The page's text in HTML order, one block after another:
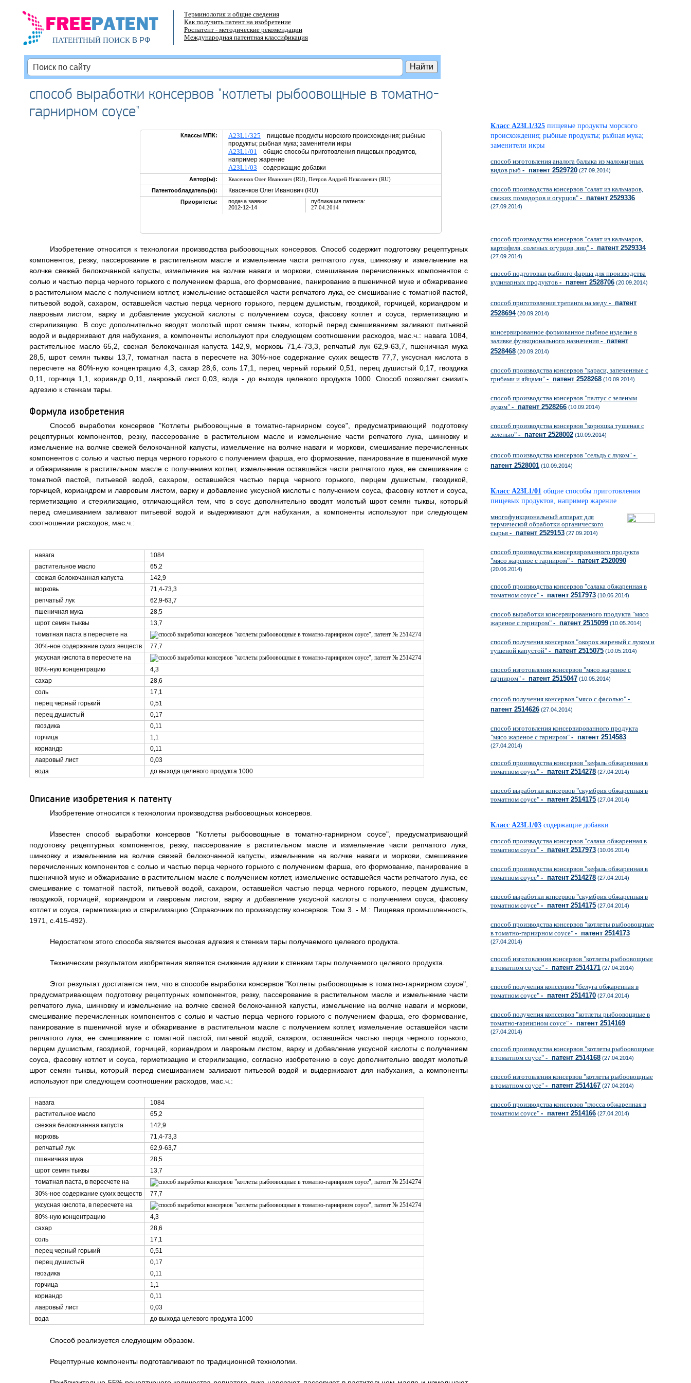
ПАТЕНТНЫЙ ПОИСКВ РФ
Терминология и общие сведения
Как получить патент на изобретение
Роспатент - методические рекомендации
Международная патентная классификация
способ выработки консервов "котлеты рыбоовощные в томатно-
гарнирном соусе"
Классы МПК: A23L1/325 пищевые продукты морского происхождения; рыбные
продукты; рыбная мука; заменители икры
A23L1/01 общие способы приготовления пищевых продуктов,
например жарение
A23L1/03 содержащие добавки
Автор(ы): Квасенков Олег Иванович (RU), Петров Андрей Николаевич (RU)
Патентообладатель(и):
Квасенков Олег Иванович (RU)
Приоритеты:
подача заявки:
2012-12-14
публикация патента:
27.04.2014
Изобретение относится к технологии производства рыбоовощных консервов. Способ содержит подготовку рецептурных
компонентов, резку, пассерование в растительном масле и измельчение части репчатого лука, шинковку и измельчение на
волчке свежей белокочанной капусты, измельчение на волчке наваги и моркови, смешивание перечисленных компонентов с
солью и частью перца черного горького с получением фарша, его формование, панирование в пшеничной муке и обжаривание
в растительном масле с получением котлет, измельчение оставшейся части репчатого лука, ее смешивание с томатной пастой,
питьевой водой, сахаром, оставшейся частью перца черного горького, перцем душистым, гвоздикой, горчицей, кориандром и
лавровым листом, варку и добавление уксусной кислоты с получением соуса, фасовку котлет и соуса, герметизацию и
стерилизацию. В соус дополнительно вводят молотый шрот семян тыквы, который перед смешиванием заливают питьевой
водой и выдерживают для набухания, а компоненты используют при следующем соотношении расходов, мас.ч.: навага 1084,
растительное масло 65,2, свежая белокочанная капуста 142,9, морковь 71,4-73,3, репчатый лук 62,9-63,7, пшеничная мука
28,5, шрот семян тыквы 13,7, томатная паста в пересчете на 30%-ное содержание сухих веществ 77,7, уксусная кислота в
пересчете на 80%-ную концентрацию 4,3, сахар 28,6, соль 17,1, перец черный горький 0,51, перец душистый 0,17, гвоздика
0,11, горчица 1,1, кориандр 0,11, лавровый лист 0,03, вода - до выхода целевого продукта 1000. Способ позволяет снизить
адгезию к стенкам тары.
Формула изобретения
Способ выработки консервов "Котлеты рыбоовощные в томатно-гарнирном соусе", предусматривающий подготовку
рецептурных компонентов, резку, пассерование в растительном масле и измельчение части репчатого лука, шинковку и
измельчение на волчке свежей белокочанной капусты, измельчение на волчке наваги и моркови, смешивание перечисленных
компонентов с солью и частью перца черного горького с получением фарша, его формование, панирование в пшеничной муке
и обжаривание в растительном масле с получением котлет, измельчение оставшейся части репчатого лука, ее смешивание с
томатной пастой, питьевой водой, сахаром, оставшейся частью перца черного горького, перцем душистым, гвоздикой,
горчицей, кориандром и лавровым листом, варку и добавление уксусной кислоты с получением соуса, фасовку котлет и соуса,
герметизацию и стерилизацию, отличающийся тем, что в соус дополнительно вводят молотый шрот семян тыквы, который
перед смешиванием заливают питьевой водой и выдерживают для набухания, а компоненты используют при следующем
соотношении расходов, мас.ч.:
навага
1084
растительное масло
65,2
свежая белокочанная капуста
142,9
морковь
71,4-73,3
репчатый лук
62,9-63,7
пшеничная мука
28,5
шрот семян тыквы
13,7
томатная паста в пересчете на
30%-ное содержание сухих веществ
77,7
уксусная кислота в пересчете на
80%-ную концентрацию
4,3
сахар
28,6
соль
17,1
перец черный горький
0,51
перец душистый
0,17
гвоздика
0,11
горчица
1,1
кориандр
0,11
лавровый лист
0,03
вода
до выхода целевого продукта 1000
Описание изобретения к патенту
Изобретение относится к технологии производства рыбоовощных консервов.
Известен способ выработки консервов "Котлеты рыбоовощные в томатно-гарнирном соусе", предусматривающий
подготовку рецептурных компонентов, резку, пассерование в растительном масле и измельчение части репчатого лука,
шинковку и измельчение на волчке свежей белокочанной капусты, измельчение на волчке наваги и моркови, смешивание
перечисленных компонентов с солью и частью перца черного горького с получением фарша, его формование, панирование в
пшеничной муке и обжаривание в растительном масле с получением котлет, измельчение оставшейся части репчатого лука, ее
смешивание с томатной пастой, питьевой водой, сахаром, оставшейся частью перца черного горького, перцем душистым,
гвоздикой, горчицей, кориандром и лавровым листом, варку и добавление уксусной кислоты с получением соуса, фасовку
котлет и соуса, герметизацию и стерилизацию (Справочник по производству консервов. Том 3. - М.: Пищевая промышленность,
1971, с.415-492).
Недостатком этого способа является высокая адгезия к стенкам тары получаемого целевого продукта.
Техническим результатом изобретения является снижение адгезии к стенкам тары получаемого целевого продукта.
Этот результат достигается тем, что в способе выработки консервов "Котлеты рыбоовощные в томатно-гарнирном соусе",
предусматривающем подготовку рецептурных компонентов, резку, пассерование в растительном масле и измельчение части
репчатого лука, шинковку и измельчение на волчке свежей белокочанной капусты, измельчение на волчке наваги и моркови,
смешивание перечисленных компонентов с солью и частью перца черного горького с получением фарша, его формование,
панирование в пшеничной муке и обжаривание в растительном масле с получением котлет, измельчение оставшейся части
репчатого лука, ее смешивание с томатной пастой, питьевой водой, сахаром, оставшейся частью перца черного горького,
перцем душистым, гвоздикой, горчицей, кориандром и лавровым листом, варку и добавление уксусной кислоты с получением
соуса, фасовку котлет и соуса, герметизацию и стерилизацию, согласно изобретению в соус дополнительно вводят молотый
шрот семян тыквы, который перед смешиванием заливают питьевой водой и выдерживают для набухания, а компоненты
используют при следующем соотношении расходов, мас.ч.:
навага
1084
растительное масло
65,2
свежая белокочанная капуста
142,9
морковь
71,4-73,3
репчатый лук
62,9-63,7
пшеничная мука
28,5
шрот семян тыквы
13,7
томатная паста, в пересчете на
30%-ное содержание сухих веществ
77,7
уксусная кислота, в пересчете на
80%-ную концентрацию
4,3
сахар
28,6
соль
17,1
перец черный горький
0,51
перец душистый
0,17
гвоздика
0,11
горчица
1,1
кориандр
0,11
лавровый лист
0,03
вода
до выхода целевого продукта 1000
Способ реализуется следующим образом.
Рецептурные компоненты подготавливают по традиционной технологии.
Класс A23L1/325 пищевые продукты морского
происхождения; рыбные продукты; рыбная мука;
заменители икры
способ изготовления аналога балыка из маложирных
видов рыб - патент 2529720 (27.09.2014)
способ производства консервов "салат из кальмаров,
свежих помидоров и огурцов" - патент 2529336
(27.09.2014)
способ производства консервов "салат из кальмаров,
картофеля, соленых огурцов, яиц" - патент 2529334
(27.09.2014)
способ подготовки рыбного фарша для производства
кулинарных продуктов - патент 2528706 (20.09.2014)
способ приготовления трепанга на меду - патент
2528694(20.09.2014)
консервированное формованное рыбное изделие в
заливке функционального назначения - патент
2528468 (20.09.2014)
способ производства консервов "караси, запеченные с
грибами и яйцами" - патент 2528268 (10.09.2014)
способ производства консервов "палтус с зеленым
луком" - патент 2528266 (10.09.2014)
способ производства консервов "корюшка тушеная с
зеленью" - патент 2528002 (10.09.2014)
способ производства консервов "сельдь с луком" -
патент 2528001 (10.09.2014)
Класс A23L1/01 общие способы приготовления
пищевых продуктов, например жарение
многофункциональный аппарат для
термической обработки органического
сырья - патент 2529153 (27.09.2014)
способ производства консервированного продукта
"мясо жареное с гарниром" - патент 2520090
(20.06.2014)
способ производства консервов "салака обжаренная в
томатном соусе" - патент 2517973 (10.06.2014)
способ выработки консервированного продукта "мясо
жареное с гарниром" - патент 2515099 (10.05.2014)
способ получения консервов "окорок жареный с луком и
тушеной капустой" - патент 2515075 (10.05.2014)
способ изготовления консервов "мясо жареное с
гарниром" - патент 2515047 (10.05.2014)
способ получения консервов "мясо с фасолью" -
патент 2514626 (27.04.2014)
способ изготовления консервированного продукта
"мясо жареное с гарниром" - патент 2514583
(27.04.2014)
способ производства консервов "кефаль обжаренная в
томатном соусе" - патент 2514278 (27.04.2014)
способ выработки консервов "скумбрия обжаренная в
томатном соусе" - патент 2514175 (27.04.2014)
Класс A23L1/03 содержащие добавки
способ производства консервов "салака обжаренная в
томатном соусе" - патент 2517973 (10.06.2014)
способ производства консервов "кефаль обжаренная в
томатном соусе" - патент 2514278 (27.04.2014)
способ выработки консервов "скумбрия обжаренная в
томатном соусе" - патент 2514175 (27.04.2014)
способ производства консервов "котлеты рыбоовощные
в томатно-гарнирном соусе" - патент 2514173
(27.04.2014)
способ изготовления консервов "котлеты рыбоовощные
в томатном соусе" - патент 2514171 (27.04.2014)
способ получения консервов "белуга обжаренная в
томатном соусе" - патент 2514170 (27.04.2014)
способ получения консервов "котлеты рыбоовощные в
томатно-гарнирном соусе" - патент 2514169
(27.04.2014)
способ производства консервов "котлеты рыбоовощные
в томатном соусе" - патент 2514168 (27.04.2014)
способ изготовления консервов "котлеты рыбоовощные
в томатном соусе" - патент 2514167 (27.04.2014)
способ производства консервов "глосса обжаренная в
томатном соусе" - патент 2514166 (27.04.2014)